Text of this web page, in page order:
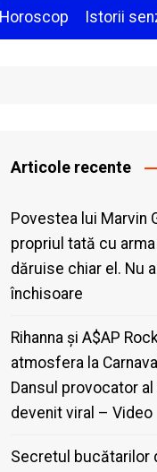
Horoscop Istorii
Articole recente
Povestea lui Marvin
propriul tată cu
dăruise chiar el. Nu
închisoare
Rihanna și A$AP
atmosfera la
Dansul provocator
devenit viral – Video
Secretul bucătarilor